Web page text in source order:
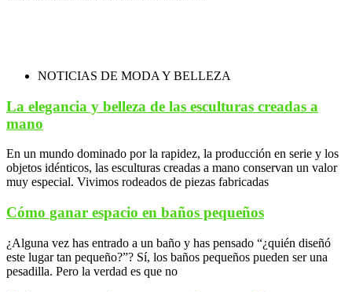
NOTICIAS DE MODA Y BELLEZA
La elegancia y belleza de las esculturas creadas a
mano
En un mundo dominado por la rapidez, la producción en serie y los
objetos idénticos, las esculturas creadas a mano conservan un valor
muy especial. Vivimos rodeados de piezas fabricadas
Cómo ganar espacio en baños pequeños
¿Alguna vez has entrado a un baño y has pensado “¿quién diseñó
este lugar tan pequeño?”? Sí, los baños pequeños pueden ser una
pesadilla. Pero la verdad es que no